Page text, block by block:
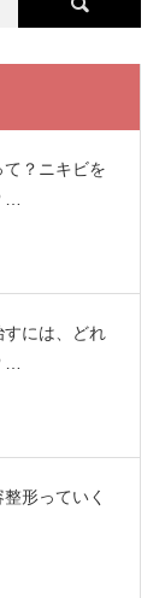
？ニキビを
…
すには、どれ
…
形っていく